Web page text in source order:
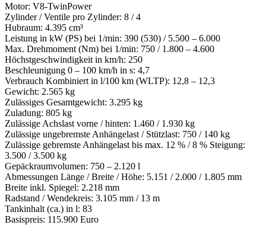
Motor: V8-TwinPower
Zylinder / Ventile pro Zylinder: 8 / 4
Hubraum: 4.395 cm³
Leistung in kW (PS) bei 1/min: 390 (530) / 5.500 – 6.000
Max. Drehmoment (Nm) bei 1/min: 750 / 1.800 – 4.600
Höchstgeschwindigkeit in km/h: 250
Beschleunigung 0 – 100 km/h in s: 4,7
Verbrauch Kombiniert in l/100 km (WLTP): 12,8 – 12,3
Gewicht: 2.565 kg
Zulässiges Gesamtgewicht: 3.295 kg
Zuladung: 805 kg
Zulässige Achslast vorne / hinten: 1.460 / 1.930 kg
Zulässige ungebremste Anhängelast / Stützlast: 750 / 140 kg
Zulässige gebremste Anhängelast bis max. 12 % / 8 % Steigung:
3.500 / 3.500 kg
Gepäckraumvolumen: 750 – 2.120 l
Abmessungen Länge / Breite / Höhe: 5.151 / 2.000 / 1.805 mm
Breite inkl. Spiegel: 2.218 mm
Radstand / Wendekreis: 3.105 mm / 13 m
Tankinhalt (ca.) in l: 83
Basispreis: 115.900 Euro